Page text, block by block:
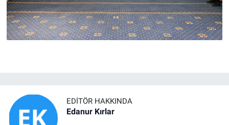
EDITÖR HAKKINDA
Edanur Kırlar